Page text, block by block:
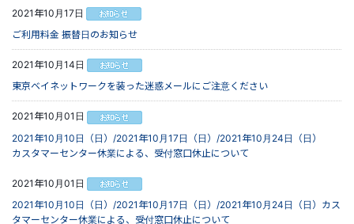
2021年10月17日
ご利用料金 振替日のお知らせ
2021年10月14日
東京ベイネットワークを装った迷惑メールにご注意ください
2021年10月01日
2021年10月10日（日）/2021年10月17日（日）/2021年10月24日（日）
カスタマーセンター休業による、受付窓口休止について
2021年10月01日
2021年10月10日（日）/2021年10月17日（日）/2021年10月24日（日）カス
タマーセンター休業による、受付窓口休止について